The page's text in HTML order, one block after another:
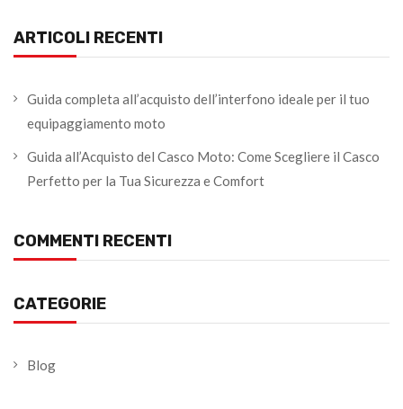
ARTICOLI RECENTI
Guida completa all’acquisto dell’interfono ideale per il tuo
equipaggiamento moto
Guida all’Acquisto del Casco Moto: Come Scegliere il Casco
Perfetto per la Tua Sicurezza e Comfort
COMMENTI RECENTI
CATEGORIE
Blog